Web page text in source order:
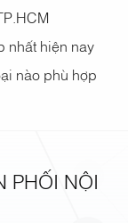
nhất hiện nay
nào phù hợp
PHỐI NỘI